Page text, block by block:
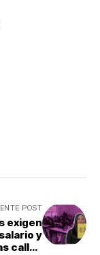
POST
exigen
y
calles